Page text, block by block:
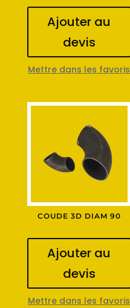
Ajouter au
devis
Mettre dans les favoris
COUDE 3D DIAM 90
Ajouter au
devis
Mettre dans les favoris